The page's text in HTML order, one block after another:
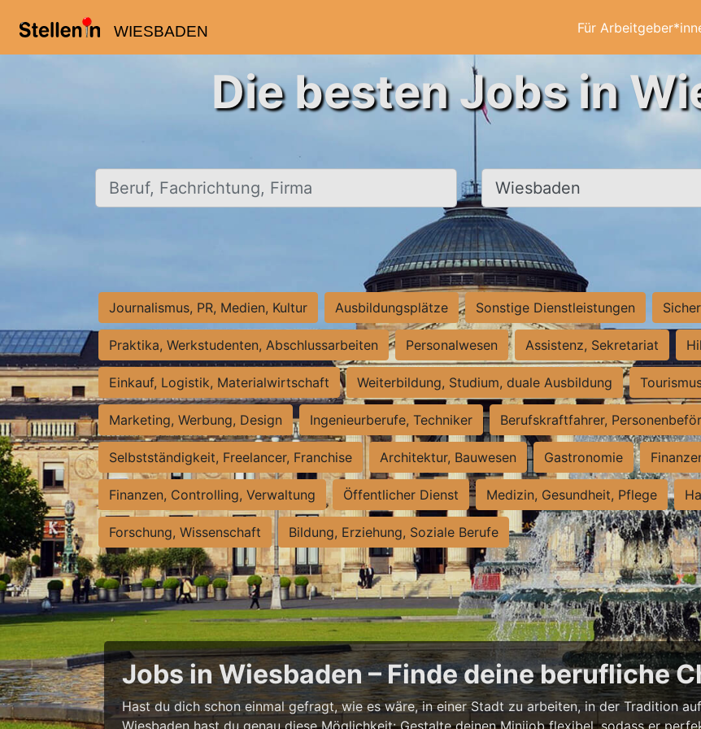
WIESBADEN Für
Die besten Jobs in
Beruf, Fachrichtung, Firma Ort, Stadt
Journalismus, PR, Medien, Kultur Ausbildungsplätze Sonstige Dienstleistungen
Praktika, Werkstudenten, Abschlussarbeiten Personalwesen Assistenz, Sekretariat
Einkauf, Logistik, Materialwirtschaft Weiterbildung, Studium, duale Ausbildung
Marketing, Werbung, Design Ingenieurberufe, Techniker Berufskraftfahrer,
Selbstständigkeit, Freelancer, Franchise Architektur, Bauwesen Gastronomie
Finanzen, Controlling, Verwaltung Öffentlicher Dienst Medizin, Gesundheit, Pflege
Forschung, Wissenschaft Bildung, Erziehung, Soziale Berufe
Jobs in Wiesbaden – Finde deine berufliche
Hast du dich schon einmal gefragt, wie es wäre, in einer Stadt zu arbeiten, in der Tradition